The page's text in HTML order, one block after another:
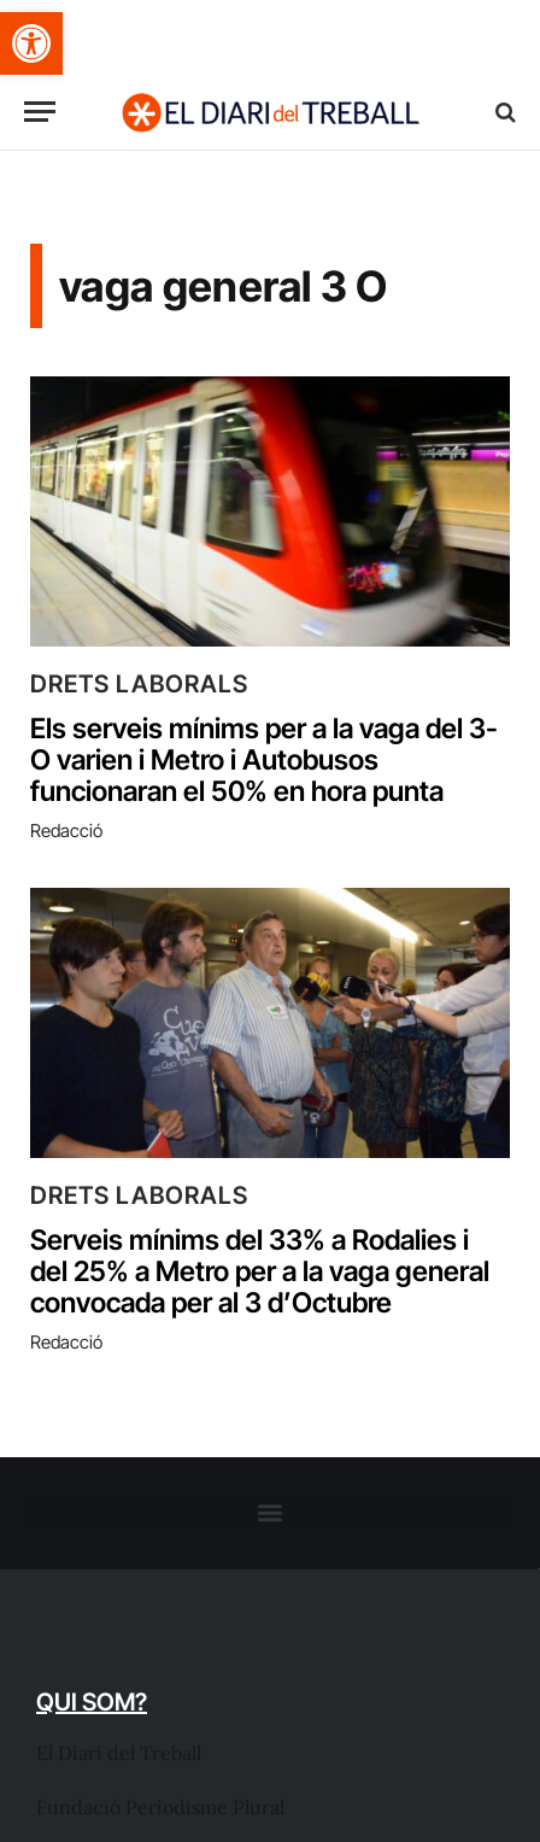
Obre la barra d'eines
vaga general 3 O
DRETS LABORALS
Els serveis mínims per a la vaga del 3-
O varien i Metro i Autobusos
funcionaran el 50% en hora punta
Redacció
DRETS LABORALS
Serveis mínims del 33% a Rodalies i
del 25% a Metro per a la vaga general
convocada per al 3 d’Octubre
Redacció
QUI SOM?